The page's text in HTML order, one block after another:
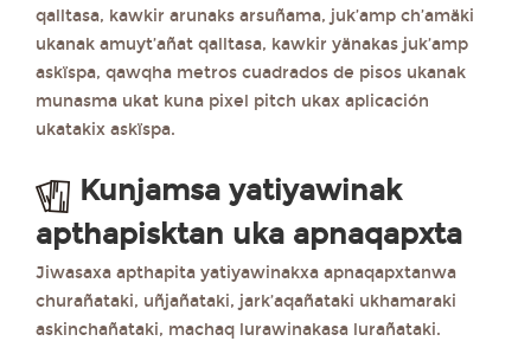
qalltasa, kawkir arunaks arsuñama, juk’amp ch’amäki
ukanak amuyt’añat qalltasa, kawkir yänakas juk’amp
askïspa, qawqha metros cuadrados de pisos ukanak
munasma ukat kuna pixel pitch ukax aplicación
ukatakix askïspa.
Kunjamsa yatiyawinak
apthapisktan uka apnaqapxta
Jiwasaxa apthapita yatiyawinakxa apnaqapxtanwa
churañataki, uñjañataki, jark’aqañataki ukhamaraki
askinchañataki, machaq lurawinakasa lurañataki.